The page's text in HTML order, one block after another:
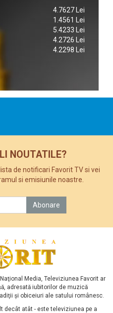
4.7627 Lei
1.4561 Lei
5.4233 Lei
4.2726 Lei
4.2298 Lei
NOUTATILE?
de notificari Favorit TV si vei
si emisiunile noastre.
Media, Televiziunea Favorit ar
adresată iubitorilor de muzică
şi obiceiuri ale satului românesc.
decât atât - este televiziunea pe a